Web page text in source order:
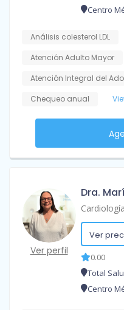
Centro
Análisis colesterol LDL
Atención Adulto Mayor
Atención Integral del
Chequeo anual
Ver perfil
Dra.
Cardiología
Ver
0.00
Total
Centro